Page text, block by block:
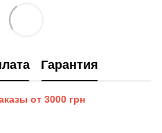
Гарантия
от 3000 грн